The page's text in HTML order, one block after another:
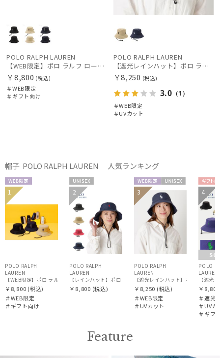
フルラ
ランバン オン ブルー
miel
PAUL&JOE ACCESSOIRES
SWASH LONDON
スウォッシュロンドン
傘機能
帽子
その他
カラー
POLO RALPH LAUREN
【WEB限定】ポロ ラルフ ローレン（POLO RALPH LAUREN）遮光レインハット ポロベア
￥8,800 (税込)
＃WEB限定
＃ギフト向け
POLO RALPH LAUREN
【遮光レインハット】ポロ ラルフ ローレン (POLO RALPH LAUREN) ワンポイントPP刺繍 レインハット
￥8,250 (税込)
3.0 （1）
＃WEB限定
＃UVカット
帽子 POLO RALPH LAUREN 人気ランキング
WEB限
定
ギフト
向け
UNISE
1
POLO RALPH
LAUREN
【WEB限定】ポロ ラルフ ローレン（POLO RALPH LAUREN）遮光レインハット ポロベア
￥8,800 (税込)
＃WEB限定
＃ギフト向け
UNISE
X
2
POLO RALPH
LAUREN
【レインハット】ポロ ラルフ ローレン（POLO RALPH
￥8,800 (税込)
WEB限
定
UNISE
X
3
POLO RALPH
LAUREN
￥8,250 (税込)
＃WEB限定
＃UVカット
ギフト
向け
UNISE
X
4
POLO
LAUREN
【遮光
￥8,800
＃遮光
＃UVカ
＃ギフ
Feature